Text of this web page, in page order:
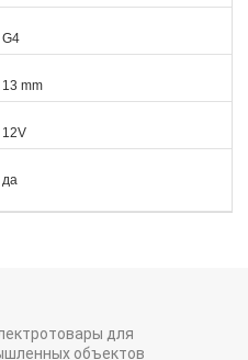
G4
13 mm
12V
да
для
объектов